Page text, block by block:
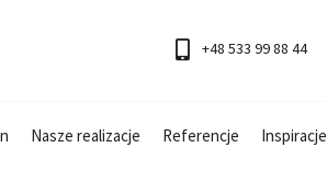
+48 533 99 88 44
Nasze realizacje Referencje Inspiracje